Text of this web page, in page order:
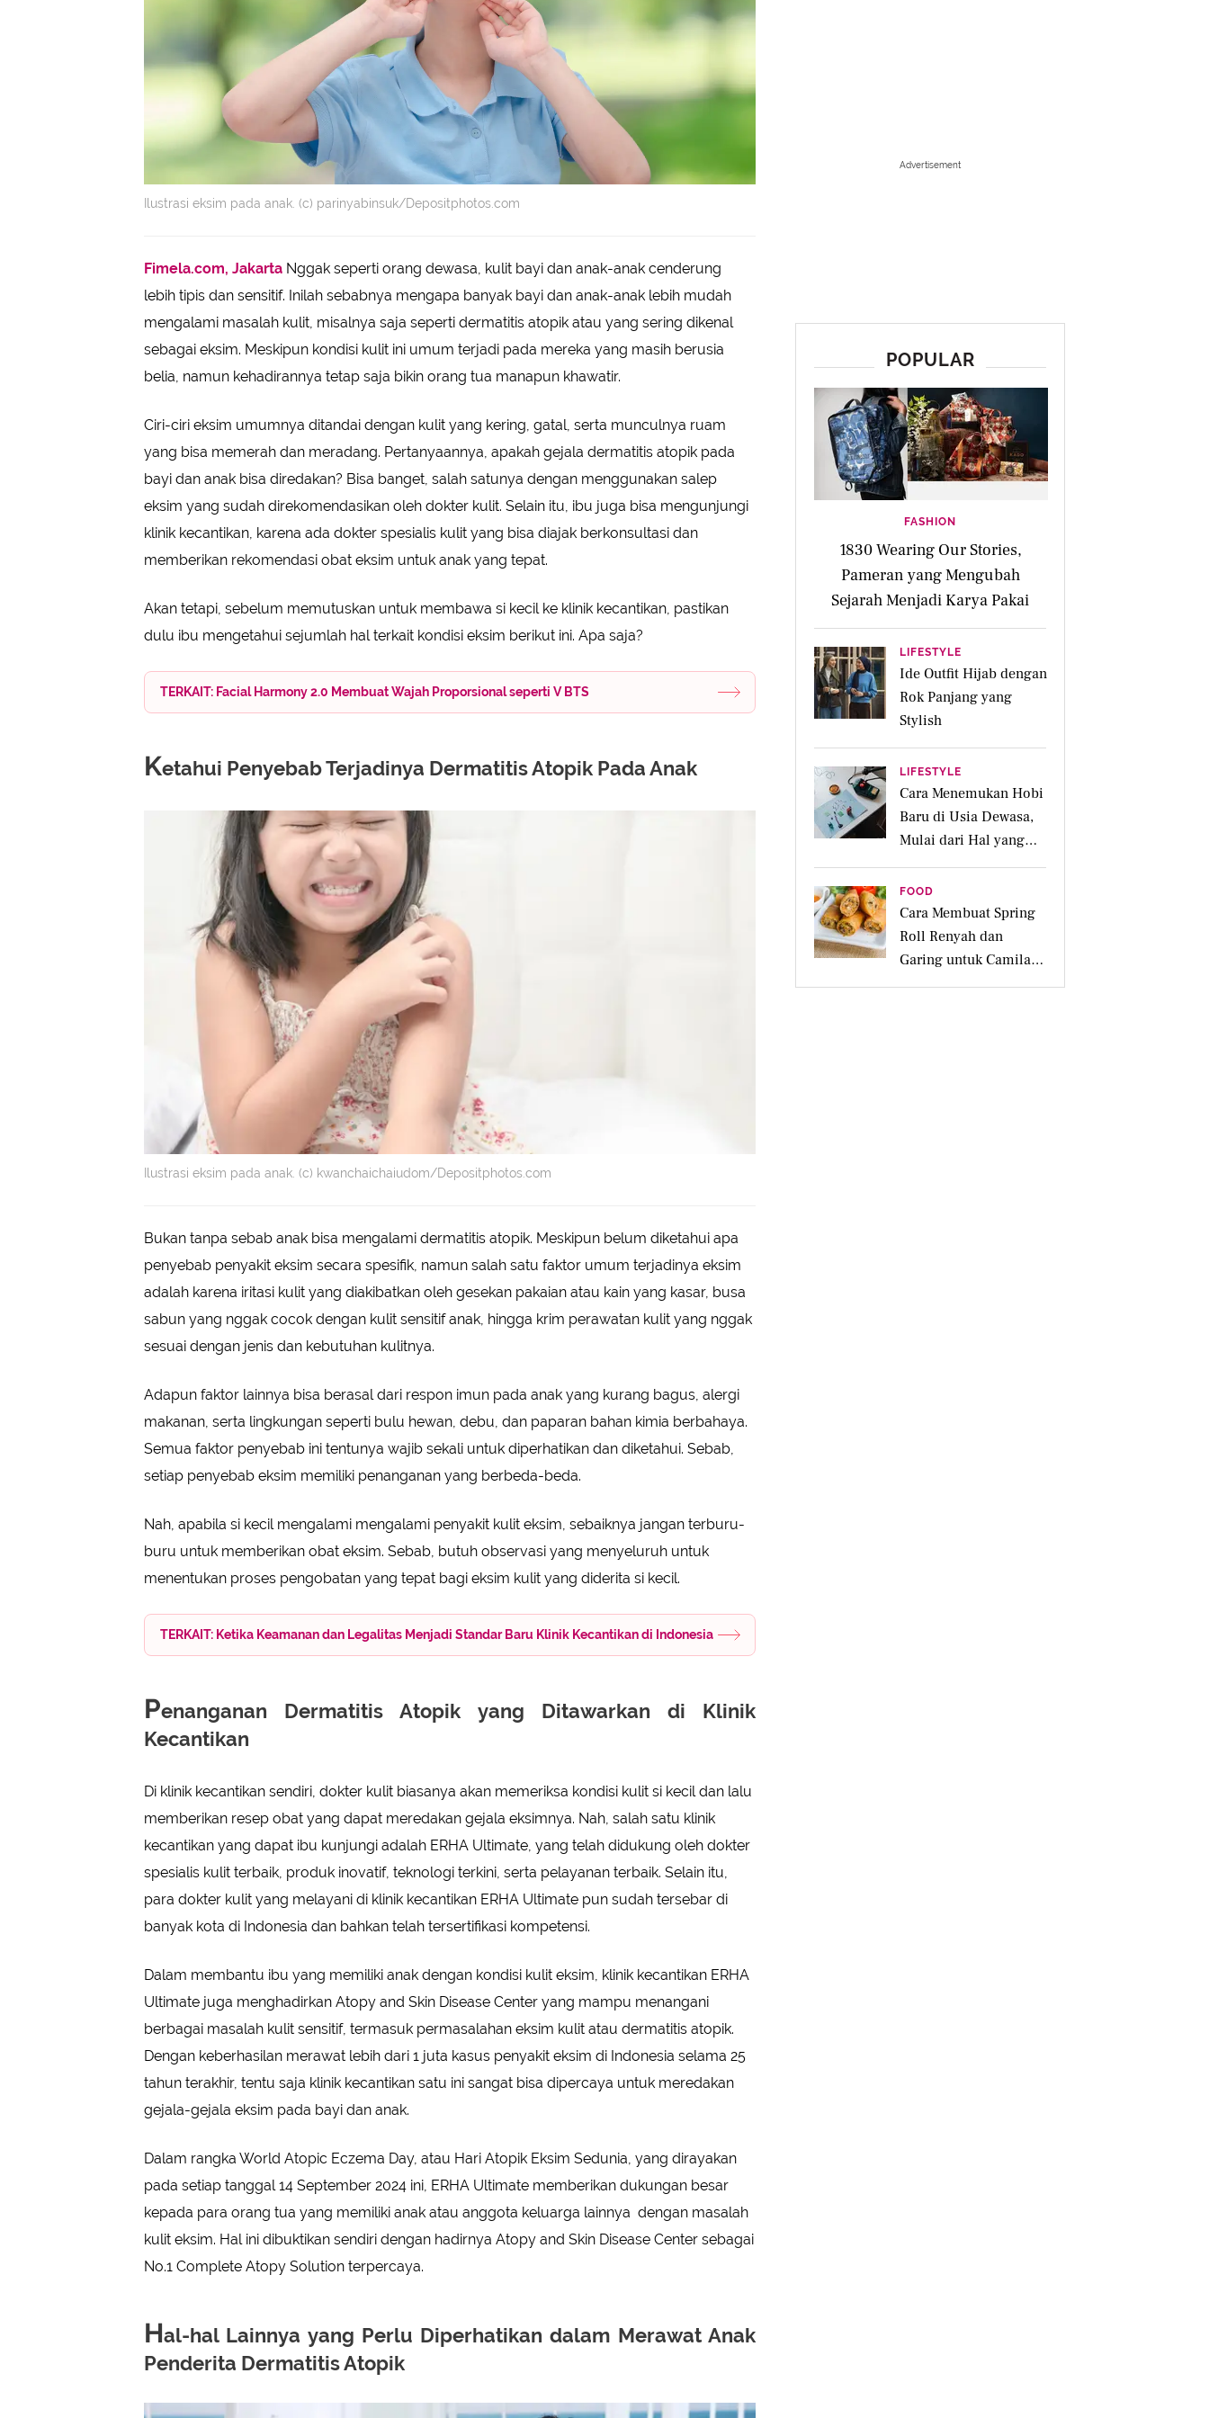
Ilustrasi eksim pada anak. (c) parinyabinsuk/Depositphotos.com
Fimela.com, Jakarta Nggak seperti orang dewasa, kulit bayi dan anak-anak cenderung
lebih tipis dan sensitif. Inilah sebabnya mengapa banyak bayi dan anak-anak lebih mudah
mengalami masalah kulit, misalnya saja seperti dermatitis atopik atau yang sering dikenal
sebagai eksim. Meskipun kondisi kulit ini umum terjadi pada mereka yang masih berusia
belia, namun kehadirannya tetap saja bikin orang tua manapun khawatir.
Ciri-ciri eksim umumnya ditandai dengan kulit yang kering, gatal, serta munculnya ruam
yang bisa memerah dan meradang. Pertanyaannya, apakah gejala dermatitis atopik pada
bayi dan anak bisa diredakan? Bisa banget, salah satunya dengan menggunakan salep
eksim yang sudah direkomendasikan oleh dokter kulit. Selain itu, ibu juga bisa mengunjungi
klinik kecantikan, karena ada dokter spesialis kulit yang bisa diajak berkonsultasi dan
memberikan rekomendasi obat eksim untuk anak yang tepat.
Akan tetapi, sebelum memutuskan untuk membawa si kecil ke klinik kecantikan, pastikan
dulu ibu mengetahui sejumlah hal terkait kondisi eksim berikut ini. Apa saja?
TERKAIT: Facial Harmony 2.0 Membuat Wajah Proporsional seperti V BTS
Ketahui Penyebab Terjadinya Dermatitis Atopik Pada Anak
Ilustrasi eksim pada anak. (c) kwanchaichaiudom/Depositphotos.com
Bukan tanpa sebab anak bisa mengalami dermatitis atopik. Meskipun belum diketahui apa
penyebab penyakit eksim secara spesifik, namun salah satu faktor umum terjadinya eksim
adalah karena iritasi kulit yang diakibatkan oleh gesekan pakaian atau kain yang kasar, busa
sabun yang nggak cocok dengan kulit sensitif anak, hingga krim perawatan kulit yang nggak
sesuai dengan jenis dan kebutuhan kulitnya.
Adapun faktor lainnya bisa berasal dari respon imun pada anak yang kurang bagus, alergi
makanan, serta lingkungan seperti bulu hewan, debu, dan paparan bahan kimia berbahaya.
Semua faktor penyebab ini tentunya wajib sekali untuk diperhatikan dan diketahui. Sebab,
setiap penyebab eksim memiliki penanganan yang berbeda-beda.
Nah, apabila si kecil mengalami mengalami penyakit kulit eksim, sebaiknya jangan terburu-
buru untuk memberikan obat eksim. Sebab, butuh observasi yang menyeluruh untuk
menentukan proses pengobatan yang tepat bagi eksim kulit yang diderita si kecil.
TERKAIT: Ketika Keamanan dan Legalitas Menjadi Standar Baru Klinik Kecantikan di Indonesia
Penanganan Dermatitis Atopik yang Ditawarkan di Klinik
Kecantikan
Di klinik kecantikan sendiri, dokter kulit biasanya akan memeriksa kondisi kulit si kecil dan lalu
memberikan resep obat yang dapat meredakan gejala eksimnya. Nah, salah satu klinik
kecantikan yang dapat ibu kunjungi adalah ERHA Ultimate, yang telah didukung oleh dokter
spesialis kulit terbaik, produk inovatif, teknologi terkini, serta pelayanan terbaik. Selain itu,
para dokter kulit yang melayani di klinik kecantikan ERHA Ultimate pun sudah tersebar di
banyak kota di Indonesia dan bahkan telah tersertifikasi kompetensi.
Dalam membantu ibu yang memiliki anak dengan kondisi kulit eksim, klinik kecantikan ERHA
Ultimate juga menghadirkan Atopy and Skin Disease Center yang mampu menangani
berbagai masalah kulit sensitif, termasuk permasalahan eksim kulit atau dermatitis atopik.
Dengan keberhasilan merawat lebih dari 1 juta kasus penyakit eksim di Indonesia selama 25
tahun terakhir, tentu saja klinik kecantikan satu ini sangat bisa dipercaya untuk meredakan
gejala-gejala eksim pada bayi dan anak.
Dalam rangka World Atopic Eczema Day, atau Hari Atopik Eksim Sedunia, yang dirayakan
pada setiap tanggal 14 September 2024 ini, ERHA Ultimate memberikan dukungan besar
kepada para orang tua yang memiliki anak atau anggota keluarga lainnya dengan masalah
kulit eksim. Hal ini dibuktikan sendiri dengan hadirnya Atopy and Skin Disease Center sebagai
No.1 Complete Atopy Solution terpercaya.
Hal-hal Lainnya yang Perlu Diperhatikan dalam Merawat Anak
Penderita Dermatitis Atopik
Advertisement
POPULAR
FASHION
1830 Wearing Our Stories,
Pameran yang Mengubah
Sejarah Menjadi Karya Pakai
LIFESTYLE
Ide Outfit Hijab dengan
Rok Panjang yang
Stylish
LIFESTYLE
Cara Menemukan Hobi
Baru di Usia Dewasa,
Mulai dari Hal yang
Disukai
FOOD
Cara Membuat Spring
Roll Renyah dan
Garing untuk Camilan
Pesta